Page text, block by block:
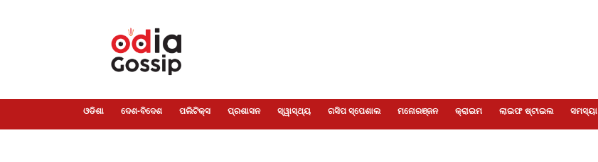
ଓଡିଶା ଦେଶ-ବିଦେଶ ପଲିଟିକ୍ସ ପ୍ରଶାସନ ସ୍ୱାସ୍ଥ୍ୟ ଗସିପ ସ୍ପେଶାଲ ମନୋରଞ୍ଜନ କ୍ରାଇମ ଲାଇଫ ଷ୍ଟାଇଲ ସମସ୍ୟା